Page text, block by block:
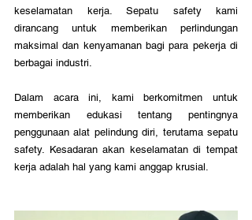
keselamatan kerja. Sepatu safety kami
dirancang untuk memberikan perlindungan
maksimal dan kenyamanan bagi para pekerja di
berbagai industri.
Dalam acara ini, kami berkomitmen untuk
memberikan edukasi tentang pentingnya
penggunaan alat pelindung diri, terutama sepatu
safety. Kesadaran akan keselamatan di tempat
kerja adalah hal yang kami anggap krusial.